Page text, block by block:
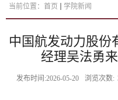
当前位置： 首页 学院新闻
中国航发动力股份
经理吴法勇
发布时间:2026-05-20 浏览次数: